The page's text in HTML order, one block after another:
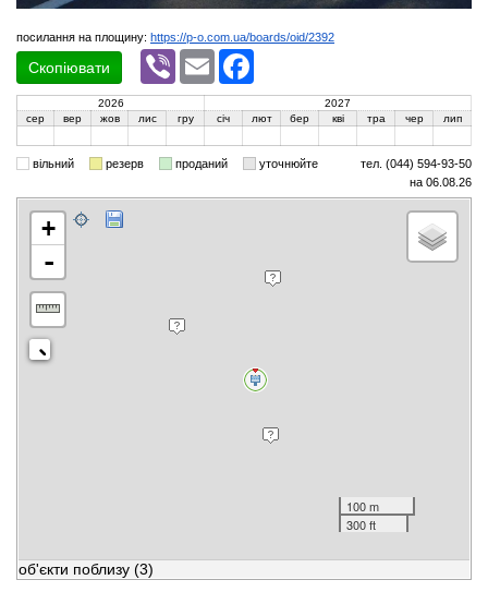
посилання на площину: https://p-o.com.ua/boards/oid/2392
Скопіювати
Viber Email
2026
2027
сер
вер жов лис гру січ лют бер кві тра чер лип
вільний резерв проданий уточнюйте
тел. (044) 594-93-50
на 06.08.26
+
-
100 m
300 ft
об'єкти поблизу (3)